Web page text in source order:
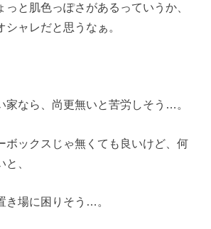
っと肌色っぽさがあるっていうか、
ャレだと思うなぁ。
家なら、尚更無いと苦労しそう…。
ボックスじゃ無くても良いけど、何
、
き場に困りそう…。